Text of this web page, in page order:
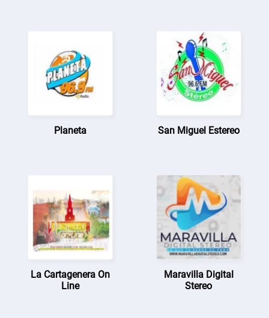
Planeta San Miguel Estereo
La Cartagenera On
Line
Maravilla Digital
Stereo